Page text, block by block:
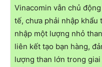
Vinacomin vẫn chủ
tế, chưa phải nhập khẩu
nhập một lượng nhỏ
liên kết tạo bạn hàng,
lượng than lớn trong giai